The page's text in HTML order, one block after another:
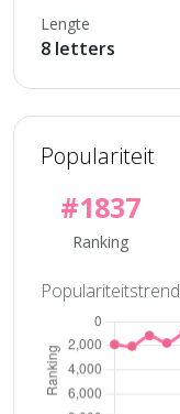
Lengte
8 letters
Populariteit
#1837
Ranking
Populariteitstrend